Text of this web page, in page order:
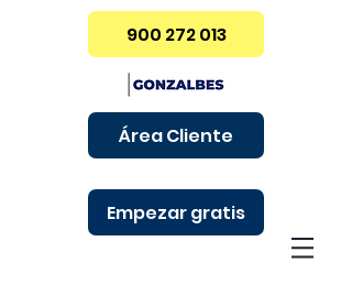
900 272 013
Área Cliente
Empezar gratis